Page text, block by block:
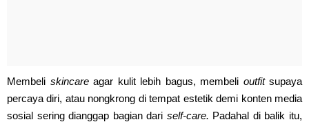
Membeli skincareagar kulit lebih bagus, membeli outfitsupaya
percaya diri, atau nongkrong di tempat estetik demi konten media
sosial sering dianggap bagian dari self-care. Padahal di balik itu,